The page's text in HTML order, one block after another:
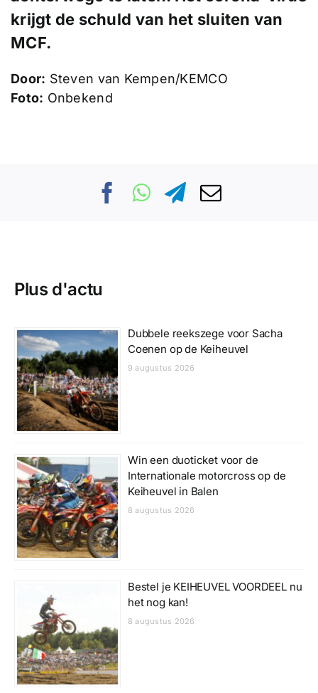
krijgt de schuld van het sluiten van
MCF.
Door: Steven van Kempen/KEMCO
Foto: Onbekend
Plus d'actu
Dubbele reekszege voor Sacha
Coenen op de Keiheuvel
9 augustus 2026
Win een duoticket voor de
Internationale motorcross op de
Keiheuvel in Balen
8 augustus 2026
Bestel je KEIHEUVEL VOORDEEL nu
het nog kan!
8 augustus 2026